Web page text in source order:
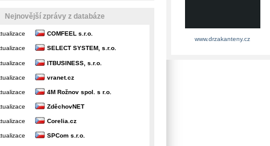
Nejnovější zprávy z databáze
COMFEEL s.r.o.
SELECT SYSTEM, s.r.o.
ITBUSINESS, s.r.o.
vranet.cz
4M Rožnov spol. s r.o.
ZděchovNET
Corelia.cz
SPCom s.r.o.
www.drzakanteny.cz